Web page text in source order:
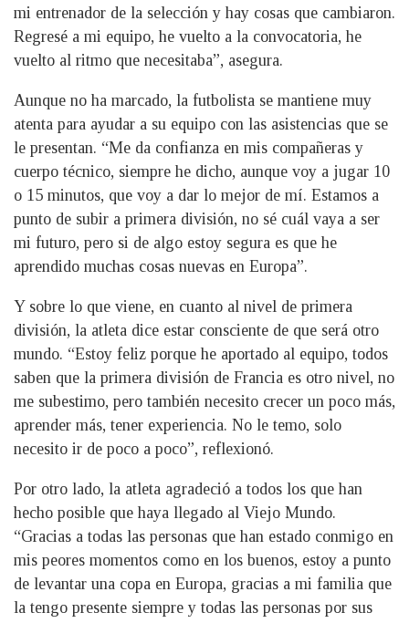
mi entrenador de la selección y hay cosas que cambiaron.
Regresé a mi equipo, he vuelto a la convocatoria, he
vuelto al ritmo que necesitaba”, asegura.
Aunque no ha marcado, la futbolista se mantiene muy
atenta para ayudar a su equipo con las asistencias que se
le presentan. “Me da confianza en mis compañeras y
cuerpo técnico, siempre he dicho, aunque voy a jugar 10
o 15 minutos, que voy a dar lo mejor de mí. Estamos a
punto de subir a primera división, no sé cuál vaya a ser
mi futuro, pero si de algo estoy segura es que he
aprendido muchas cosas nuevas en Europa”.
Y sobre lo que viene, en cuanto al nivel de primera
división, la atleta dice estar consciente de que será otro
mundo. “Estoy feliz porque he aportado al equipo, todos
saben que la primera división de Francia es otro nivel, no
me subestimo, pero también necesito crecer un poco más,
aprender más, tener experiencia. No le temo, solo
necesito ir de poco a poco”, reflexionó.
Por otro lado, la atleta agradeció a todos los que han
hecho posible que haya llegado al Viejo Mundo.
“Gracias a todas las personas que han estado conmigo en
mis peores momentos como en los buenos, estoy a punto
de levantar una copa en Europa, gracias a mi familia que
la tengo presente siempre y todas las personas por sus